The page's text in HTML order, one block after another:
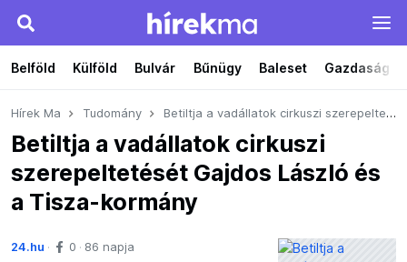
Belföld Külföld Bulvár Bűnügy Baleset Gazdaság
Hírek Ma Tudomány Betiltja a vadállatok cirkuszi szerepeltetését Gajdos László és a Tisza-kormány
Betiltja a vadállatok cirkuszi
szerepeltetését Gajdos László és
a Tisza-kormány
24.hu 0 86 napja